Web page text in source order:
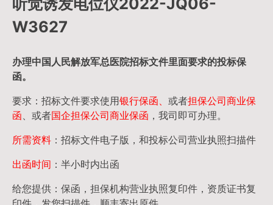
W3627
办理中国人民解放军总医院招标文件里面要求的投标保
函。
要求：招标文件要求使用银行保函、 或者担保公司商业保
函 、或者国企担保公司商业保函 ，我司即可办理。
所需资料 ：招标文件电子版，和投标公司营业执照扫描件
出函时间 ：半小时内出函
给您提供：保函，担保机构营业执照复印件，资质证书复